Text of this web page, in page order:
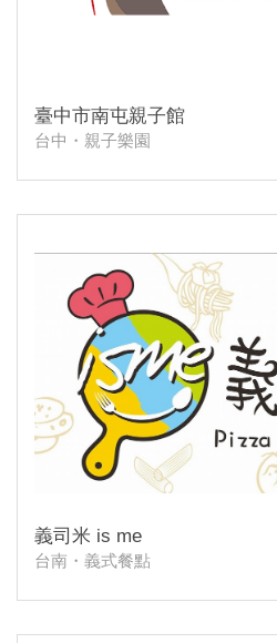
臺中市南屯親子館
台中・親子樂園
義司米 is me
台南・義式餐點